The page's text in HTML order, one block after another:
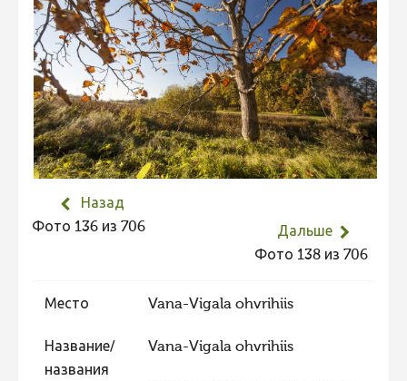
Фотоконкурс 2024
Не учитываются 2024
Видео 2024
Фотоконкурс 2023
Не учитываются 2023
Фотоконкурс 2021
Видео 2021
Фотоконкурс 2020
Назад
Фото 136 из 706
Дальше
Фото 138 из 706
Место Vana-Vigala ohvrihiis
Название/
названия
Vana-Vigala ohvrihiis